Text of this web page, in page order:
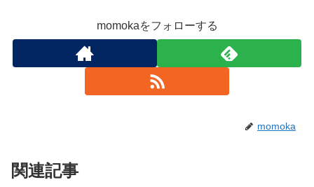
momokaをフォローする
momoka
関連記事